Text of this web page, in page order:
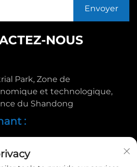
NOUS
Park, Zone de
et technologique,
du Shandong
: